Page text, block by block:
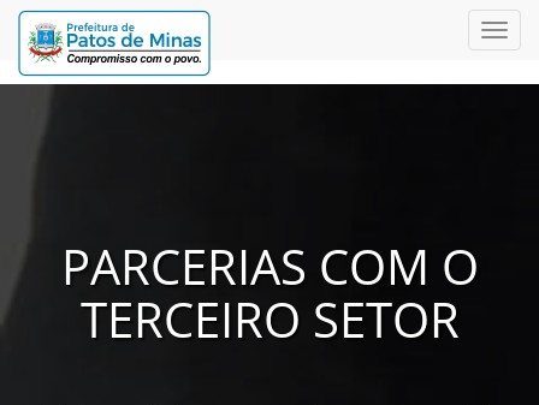
Menu
PARCERIAS COM O
TERCEIRO SETOR